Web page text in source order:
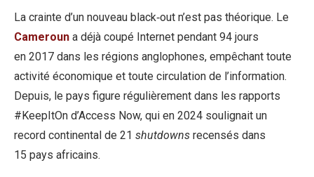
La crainte d’un nouveau black‑out n’est pas théorique. Le
Cameroun a déjà coupé Internet pendant 94 jours
en 2017 dans les régions anglophones, empêchant toute
activité économique et toute circulation de l’information.
Depuis, le pays figure régulièrement dans les rapports
#KeepItOn d’Access Now, qui en 2024 soulignait un
record continental de 21 shutdowns recensés dans
15 pays africains.